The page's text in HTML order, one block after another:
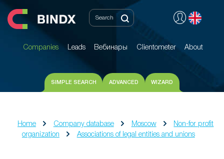
Companies Leads Вебинары Clientometer About
Companies Leads Вебинары Clientometer About
SIMPLE SEARCH ADVANCED WIZARD
Home Company database Moscow
Non-for profit
organization
Associations of legal entities and unions